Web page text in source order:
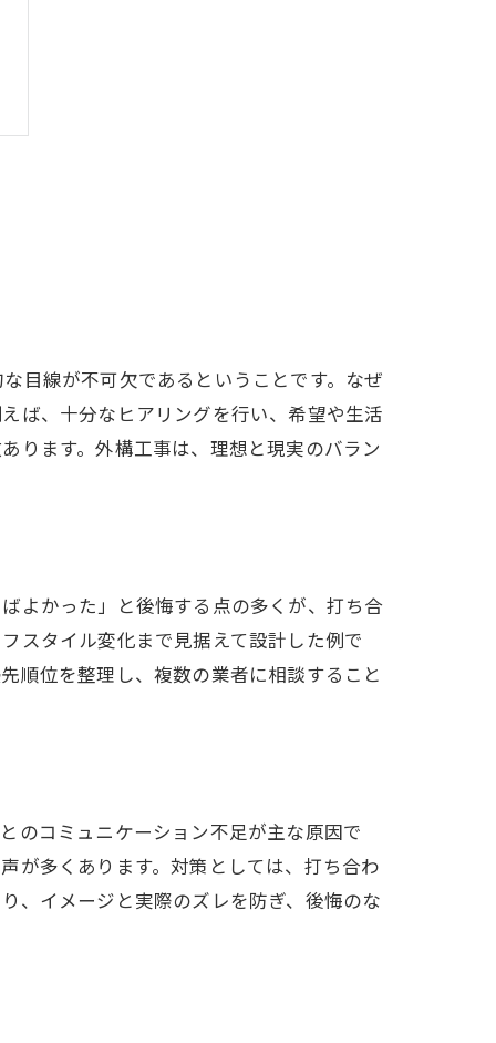
目線が不可欠であるということです。なぜ
ば、十分なヒアリングを行い、希望や生活
ります。外構工事は、理想と現実のバラン
よかった」と後悔する点の多くが、打ち合
スタイル変化まで見据えて設計した例で
順位を整理し、複数の業者に相談すること
のコミュニケーション不足が主な原因で
が多くあります。対策としては、打ち合わ
、イメージと実際のズレを防ぎ、後悔のな